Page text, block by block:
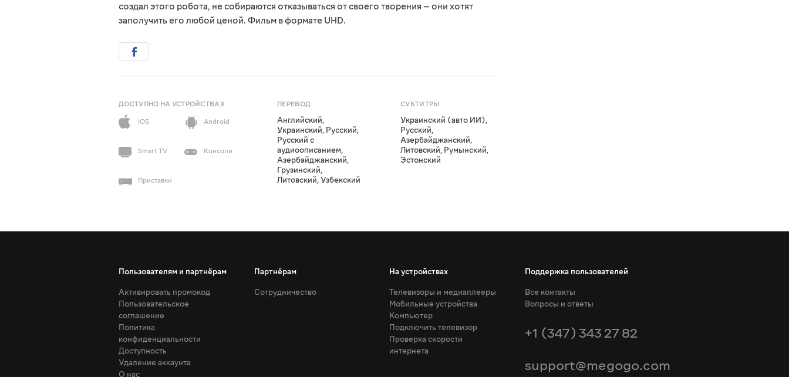
создал этого робота, не собираются отказываться от своего творения — они хотят
заполучить его любой ценой. Фильм в формате UHD.
ДОСТУПНО НА УСТРОЙСТВАХ
iOS
Android
Smart TV Консоли
Приставки
ПЕРЕВОД
Английский,
Украинский, Русский,
Русский с
аудиоописанием,
Азербайджанский,
Грузинский,
Литовский,Узбекский
СУБТИТРЫ
Украинский (авто ИИ),
Русский,
Азербайджанский,
Литовский, Румынский,
Эстонский
Пользователям и партнёрам
Активировать промокод
Пользовательское
соглашение
Политика
конфиденциальности
Доступность
Удаление аккаунта
О нас
Партнёрам
Сотрудничество
На устройствах
Телевизоры и медиаплееры
Мобильные устройства
Компьютер
Подключить телевизор
Проверка скорости
интернета
Поддержка пользователей
Все контакты
Вопросы и ответы
+1 (347) 343 27 82
support@megogo.com